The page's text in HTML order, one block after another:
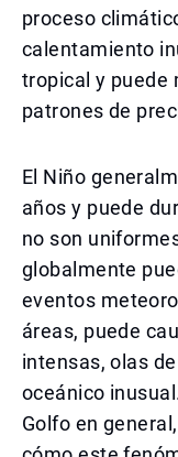
proceso
calentamiento
tropical y puede
patrones de
El Niño
años y puede
no son
globalmente
eventos
áreas, puede
intensas, olas
oceánico
Golfo en